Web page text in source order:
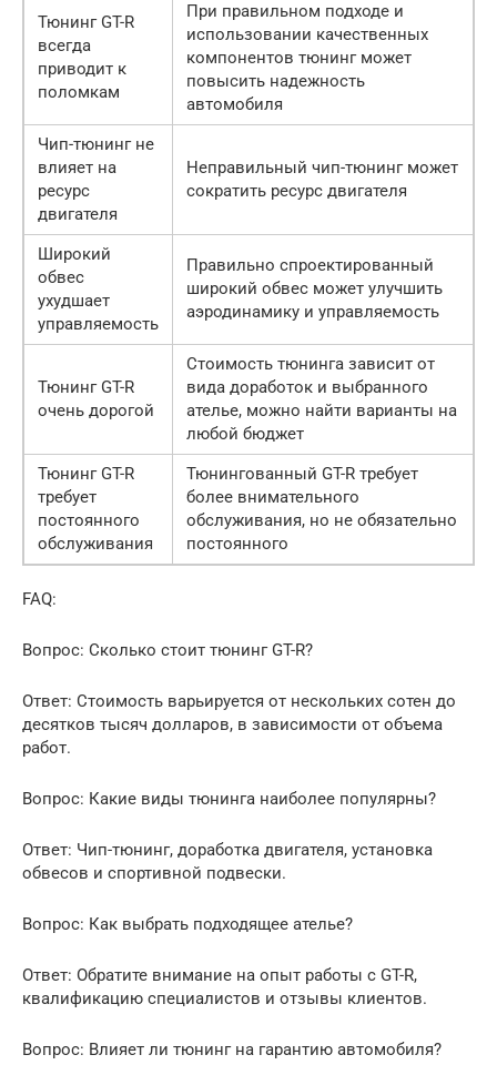
Тюнинг GT-R
всегда
приводит к
поломкам
При правильном подходе и
использовании качественных
компонентов тюнинг может
повысить надежность
автомобиля
Чип-тюнинг не
влияет на
ресурс
двигателя
Неправильный чип-тюнинг может
сократить ресурс двигателя
Широкий
обвес
ухудшает
управляемость
Правильно спроектированный
широкий обвес может улучшить
аэродинамику и управляемость
Тюнинг GT-R
очень дорогой
Стоимость тюнинга зависит от
вида доработок и выбранного
ателье, можно найти варианты на
любой бюджет
Тюнинг GT-R
требует
постоянного
обслуживания
Тюнингованный GT-R требует
более внимательного
обслуживания, но не обязательно
постоянного
FAQ:
Вопрос: Сколько стоит тюнинг GT-R?
Ответ: Стоимость варьируется от нескольких сотен до
десятков тысяч долларов, в зависимости от объема
работ.
Вопрос: Какие виды тюнинга наиболее популярны?
Ответ: Чип-тюнинг, доработка двигателя, установка
обвесов и спортивной подвески.
Вопрос: Как выбрать подходящее ателье?
Ответ: Обратите внимание на опыт работы с GT-R,
квалификацию специалистов и отзывы клиентов.
Вопрос: Влияет ли тюнинг на гарантию автомобиля?